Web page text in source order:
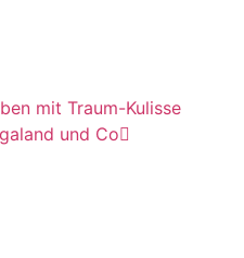
mit Traum-Kulisse
und Co